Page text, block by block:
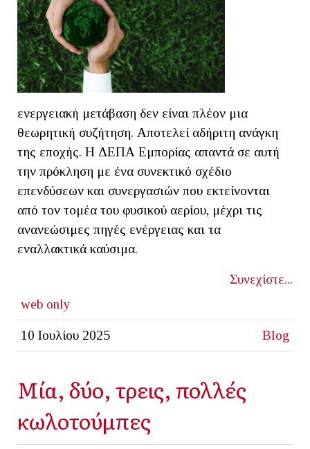
ενεργειακή μετάβαση δεν είναι πλέον μια
θεωρητική συζήτηση. Αποτελεί αδήριτη ανάγκη
της εποχής. Η ΔΕΠΑ Εμπορίας απαντά σε αυτή
την πρόκληση με ένα συνεκτικό σχέδιο
επενδύσεων και συνεργασιών που εκτείνονται
από τον τομέα του φυσικού αερίου, μέχρι τις
ανανεώσιμες πηγές ενέργειας και τα
εναλλακτικά καύσιμα.
Συνεχίστε...
web only
10 Ιουλίου 2025 Blog
Μία, δύο, τρεις, πολλές
κωλοτούμπες